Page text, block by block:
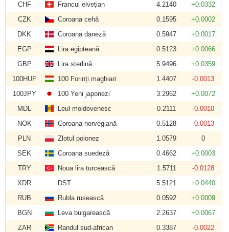
CHF
Francul elveţian 4.2140
+0.0332
CZK
Coroana cehă 0.1595
+0.0002
DKK
Coroana daneză 0.5947
+0.0017
EGP
Lira egipteană 0.5123
+0.0066
GBP
Lira sterlină 5.9496
+0.0359
100HUF
100 Forinți maghiari 1.4407
-0.0013
100JPY
100 Yeni japonezi 3.2962
+0.0072
MDL
Leul moldovenesc 0.2111
-0.0010
NOK
Coroana norvegiană 0.5128
-0.0013
PLN
Zlotul polonez 1.0579
0
SEK
Coroana suedeză 0.4662
+0.0003
TRY
Noua lira turcească 1.5711
-0.0128
XDR
DST 5.5121
+0.0440
RUB
Rubla rusească 0.0592
+0.0009
BGN
Leva bulgarească 2.2637
+0.0067
ZAR
Randul sud-african 0.3387
-0.0022